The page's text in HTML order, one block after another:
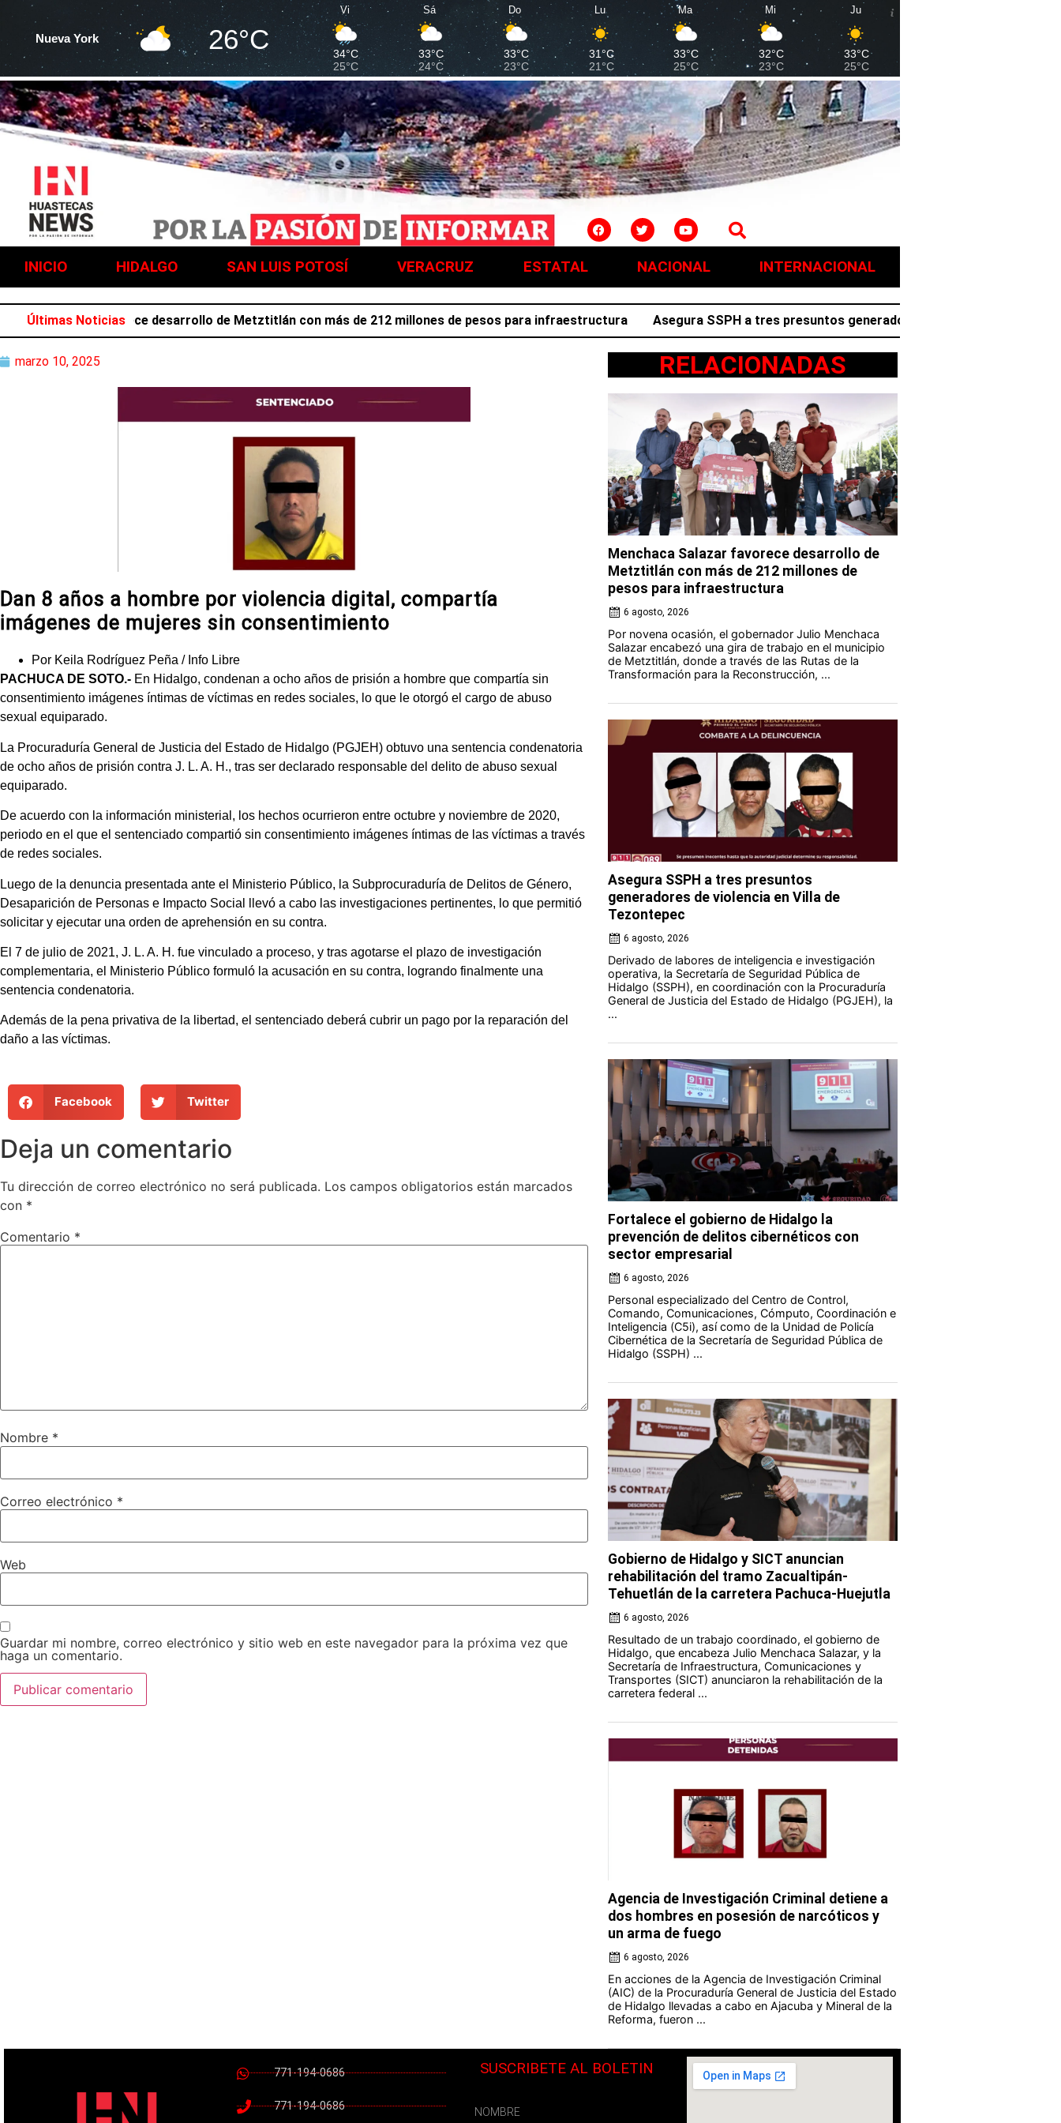
Nueva York 26°C
Vi
34°C
25°C
Sá
33°C
24°C
Do
33°C
23°C
Lu
31°C
21°C
Ma
33°C
25°C
Mi
32°C
23°C
Ju
33°C
25°C
INICIO HIDALGO SAN LUIS POTOSÍ VERACRUZ ESTATAL NACIONAL INTERNACIONAL
Últimas Noticias
Salazar favorece desarrollo de Metztitlán con más de 212 millones de pesos para infraestructura Asegura SSPH a tres presuntos generadores de violencia en Villa de
marzo 10, 2025
Dan 8 años a hombre por violencia digital, compartía
imágenes de mujeres sin consentimiento
Por Keila Rodríguez Peña / Info Libre
PACHUCA DE SOTO.- En Hidalgo, condenan a ocho años de prisión a hombre que compartía sin
consentimiento imágenes íntimas de víctimas en redes sociales, lo que le otorgó el cargo de abuso
sexual equiparado.
La Procuraduría General de Justicia del Estado de Hidalgo (PGJEH) obtuvo una sentencia condenatoria
de ocho años de prisión contra J. L. A. H., tras ser declarado responsable del delito de abuso sexual
equiparado.
De acuerdo con la información ministerial, los hechos ocurrieron entre octubre y noviembre de 2020,
periodo en el que el sentenciado compartió sin consentimiento imágenes íntimas de las víctimas a través
de redes sociales.
Luego de la denuncia presentada ante el Ministerio Público, la Subprocuraduría de Delitos de Género,
Desaparición de Personas e Impacto Social llevó a cabo las investigaciones pertinentes, lo que permitió
solicitar y ejecutar una orden de aprehensión en su contra.
El 7 de julio de 2021, J. L. A. H. fue vinculado a proceso, y tras agotarse el plazo de investigación
complementaria, el Ministerio Público formuló la acusación en su contra, logrando finalmente una
sentencia condenatoria.
Además de la pena privativa de la libertad, el sentenciado deberá cubrir un pago por la reparación del
daño a las víctimas.
Facebook Twitter
Deja un comentario
Tu dirección de correo electrónico no será publicada. Los campos obligatorios están marcados
con *
Comentario *
Nombre *
Correo electrónico *
Web
Guardar mi nombre, correo electrónico y sitio web en este navegador para la próxima vez que
haga un comentario.
RELACIONADAS
Menchaca Salazar favorece desarrollo de
Metztitlán con más de 212 millones de
pesos para infraestructura
6 agosto, 2026
Por novena ocasión, el gobernador Julio Menchaca
Salazar encabezó una gira de trabajo en el municipio
de Metztitlán, donde a través de las Rutas de la
Transformación para la Reconstrucción, ...
Asegura SSPH a tres presuntos
generadores de violencia en Villa de
Tezontepec
6 agosto, 2026
Derivado de labores de inteligencia e investigación
operativa, la Secretaría de Seguridad Pública de
Hidalgo (SSPH), en coordinación con la Procuraduría
General de Justicia del Estado de Hidalgo (PGJEH), la
...
Fortalece el gobierno de Hidalgo la
prevención de delitos cibernéticos con
sector empresarial
6 agosto, 2026
Personal especializado del Centro de Control,
Comando, Comunicaciones, Cómputo, Coordinación e
Inteligencia (C5i), así como de la Unidad de Policía
Cibernética de la Secretaría de Seguridad Pública de
Hidalgo (SSPH) ...
Gobierno de Hidalgo y SICT anuncian
rehabilitación del tramo Zacualtipán-
Tehuetlán de la carretera Pachuca-Huejutla
6 agosto, 2026
Resultado de un trabajo coordinado, el gobierno de
Hidalgo, que encabeza Julio Menchaca Salazar, y la
Secretaría de Infraestructura, Comunicaciones y
Transportes (SICT) anunciaron la rehabilitación de la
carretera federal ...
Agencia de Investigación Criminal detiene a
dos hombres en posesión de narcóticos y
un arma de fuego
6 agosto, 2026
En acciones de la Agencia de Investigación Criminal
(AIC) de la Procuraduría General de Justicia del Estado
de Hidalgo llevadas a cabo en Ajacuba y Mineral de la
Reforma, fueron ...
771-194-0686
771-194-0686
SUSCRIBETE AL BOLETIN